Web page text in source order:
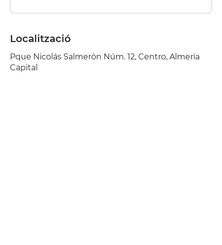
Localització
Pque Nicolás Salmerón Núm. 12, Centro, Almería
Capital